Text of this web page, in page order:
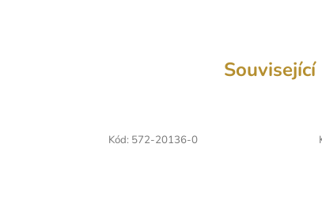
Kód: 572-20136-0